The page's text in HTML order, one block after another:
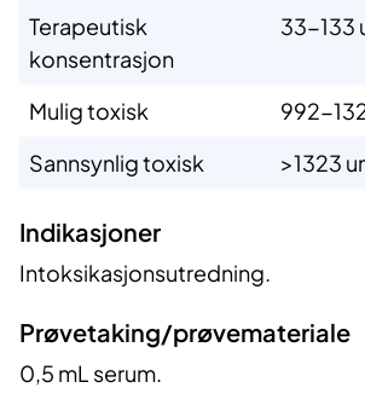
Terapeutisk
konsentrasjon
33-133
Mulig toxisk
992-
Sannsynlig toxisk
>1323
Ind​ikasjoner
Intoksikasjonsutredning.
Prøvetaking/prøvemateriale
0,5 mL serum.